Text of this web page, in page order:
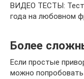
ВИДЕО ТЕСТЫ: Тест
года на любовном
Более
Если простые
можно